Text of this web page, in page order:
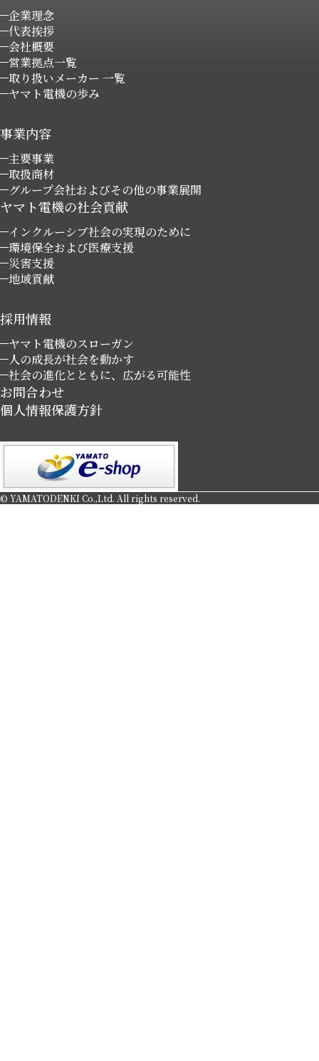
企業理念
代表挨拶
会社概要
営業拠点一覧
取り扱いメーカー 一覧
ヤマト電機の歩み
事業内容
主要事業
取扱商材
グループ会社およびその他の事業展開
ヤマト電機の社会貢献
インクルーシブ社会の実現のために
環境保全および医療支援
災害支援
地域貢献
採用情報
ヤマト電機のスローガン
人の成長が社会を動かす
社会の進化とともに、広がる可能性
お問合わせ
個人情報保護方針
© YAMATODENKI Co.,Ltd. All rights reserved.